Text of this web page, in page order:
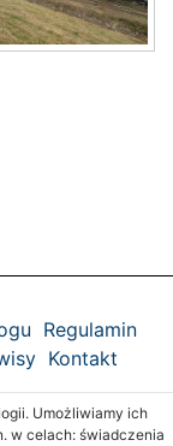
Regulamin
Kontakt
Umożliwiamy ich
w celach: świadczenia